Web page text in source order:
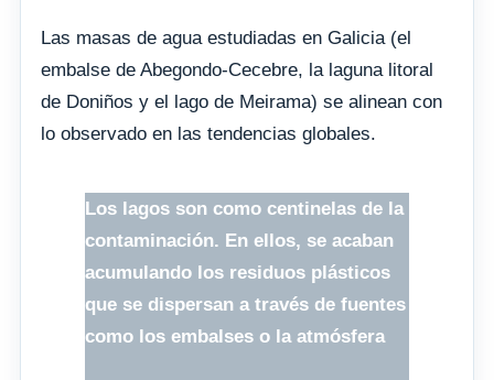
Las masas de agua estudiadas en Galicia (el
embalse de Abegondo-Cecebre, la laguna litoral
de Doniños y el lago de Meirama) se alinean con
lo observado en las tendencias globales.
Los lagos son como centinelas de la
contaminación. En ellos, se acaban
acumulando los residuos plásticos
que se dispersan a través de fuentes
como los embalses o la atmósfera